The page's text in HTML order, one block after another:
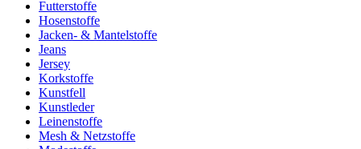
Futterstoffe
Hosenstoffe
Jacken- & Mantelstoffe
Jeans
Jersey
Korkstoffe
Kunstfell
Kunstleder
Leinenstoffe
Mesh & Netzstoffe